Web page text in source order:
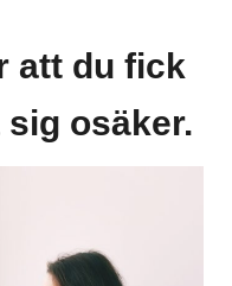
att du fick
osäker.